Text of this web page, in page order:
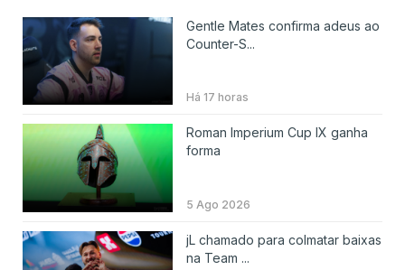
Gentle Mates confirma adeus ao
Counter-S...
Há 17 horas
Roman Imperium Cup IX ganha
forma
5 Ago 2026
jL chamado para colmatar baixas
na Team ...